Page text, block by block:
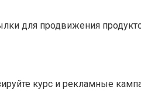
для продвижения
курс и рекламные